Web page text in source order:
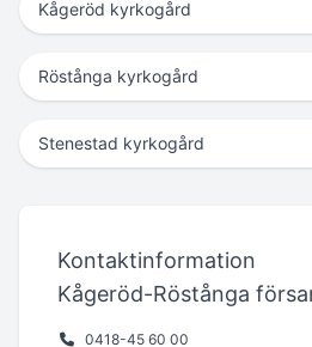
Kågeröd kyrkogård
Röstånga kyrkogård
Stenestad kyrkogård
Kontaktinformation
Kågeröd-Röstånga
0418-45 60 00